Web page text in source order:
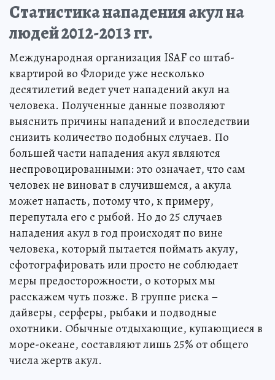
Статистика нападения акул на
людей 2012-2013 гг.
Международная организация ISAF со штаб-
квартирой во Флориде уже несколько
десятилетий ведет учет нападений акул на
человека. Полученные данные позволяют
выяснить причины нападений и впоследствии
снизить количество подобных случаев. По
большей части нападения акул являются
неспровоцированными: это означает, что сам
человек не виноват в случившемся, а акула
может напасть, потому что, к примеру,
перепутала его с рыбой. Но до 25 случаев
нападения акул в год происходят по вине
человека, который пытается поймать акулу,
сфотографировать или просто не соблюдает
меры предосторожности, о которых мы
расскажем чуть позже. В группе риска –
дайверы, серферы, рыбаки и подводные
охотники. Обычные отдыхающие, купающиеся в
море-океане, составляют лишь 25% от общего
числа жертв акул.